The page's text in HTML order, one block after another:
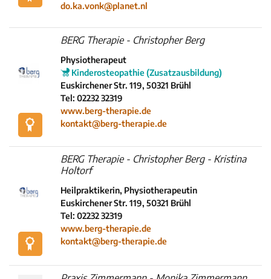
do.ka.vonk@planet.nl
BERG Therapie - Christopher Berg
Physiotherapeut
Kinderosteopathie (Zusatzausbildung)
Euskirchener Str. 119, 50321 Brühl
Tel: 02232 32319
www.berg-therapie.de
kontakt@berg-therapie.de
BERG Therapie - Christopher Berg - Kristina
Holtorf
Heilpraktikerin, Physiotherapeutin
Euskirchener Str. 119, 50321 Brühl
Tel: 02232 32319
www.berg-therapie.de
kontakt@berg-therapie.de